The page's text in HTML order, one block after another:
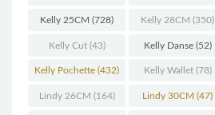
Kelly 25CM (728) Kelly 28CM (350)
Kelly Cut(43) Kelly Danse(52)
Kelly Pochette (432) Kelly Wallet(78)
Lindy 26CM (164) Lindy 30CM (47)